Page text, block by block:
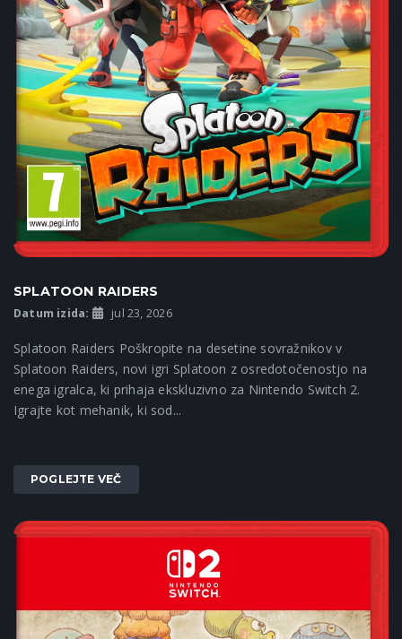
SPLATOON RAIDERS
Datum izida: jul 23, 2026
Splatoon Raiders Poškropite na desetine sovražnikov v
Splatoon Raiders, novi igri Splatoon z osredotočenostjo na
enega igralca, ki prihaja ekskluzivno za Nintendo Switch 2.
Igrajte kot mehanik, ki sod...
POGLEJTE VEČ